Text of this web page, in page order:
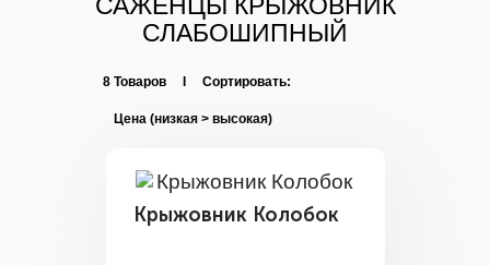
СЛАБОШИПНЫЙ
8 Товаров I Сортировать:
Крыжовник Колобок